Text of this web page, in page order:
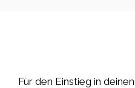
Für den Einstieg in